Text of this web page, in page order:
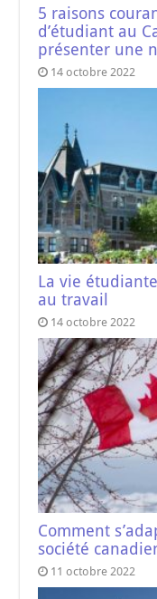
5 raisons
d’étudiant au
présenter une
14 octobre 2022
La vie
au travail
14 octobre 2022
Comment
société
11 octobre 2022